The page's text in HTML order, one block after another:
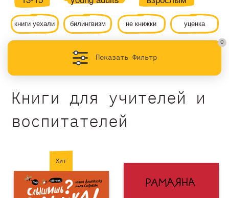
книги уехали билингвизм не книжки уценка
Показать Фильтр
0
Книги для учителей и
воспитателей
Хит